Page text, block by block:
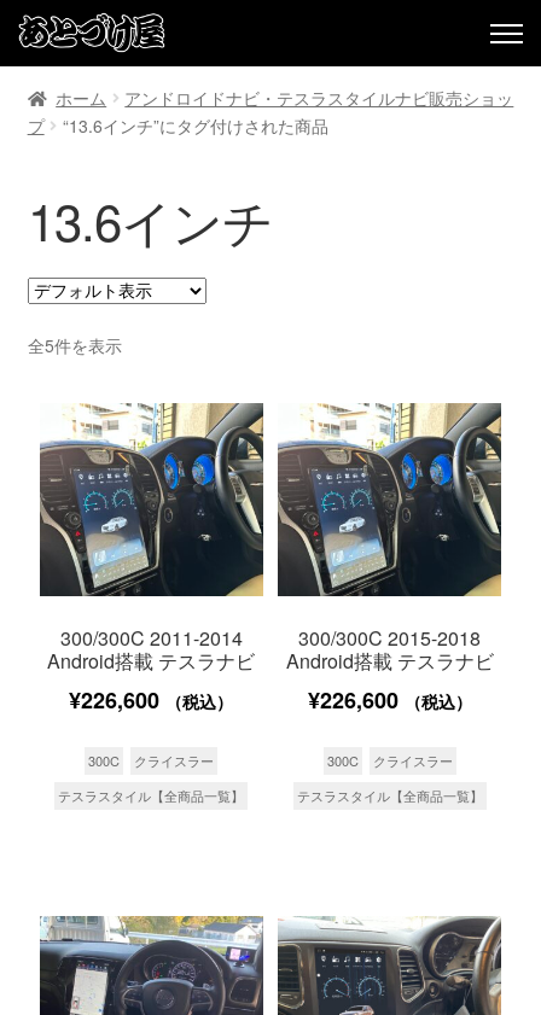
ホーム
アンドロイドナビ・テスラスタイルナビ販売ショッ
プ
“13.6インチ”にタグ付けされた商品
13.6インチ
全5件を表示
300/300C 2011-2014
Android搭載 テスラナビ
¥226,600 （税込）
300C
クライスラー
テスラスタイル【全商品一覧】
300/300C 2015-2018
Android搭載 テスラナビ
¥226,600 （税込）
300C
クライスラー
テスラスタイル【全商品一覧】